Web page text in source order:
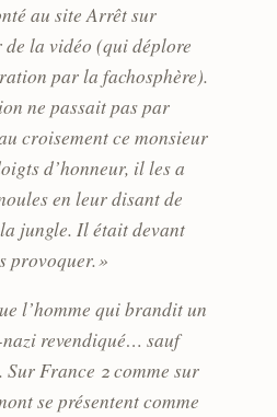
au site Arrêt sur
de la vidéo (qui déplore
par la fachosphère).
ne passait pas par
croisement ce monsieur
d’honneur, il les a
en leur disant de
jungle. Il était devant
provoquer. »
l’homme qui brandit un
revendiqué… sauf
Sur France 2 comme sur
se présentent comme